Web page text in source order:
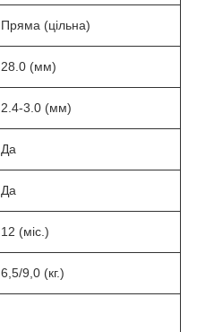
Пряма (цільна)
28.0 (мм)
2.4-3.0 (мм)
Да
Да
12 (міс.)
6,5/9,0 (кг.)